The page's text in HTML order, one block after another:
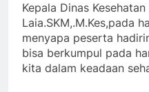
Kepala Dinas
Laia.SKM,.M.Kes,pada
menyapa peserta
bisa berkumpul pada
kita dalam keadaan